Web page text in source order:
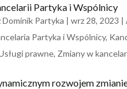
Partyka i Wspólnicy
Dominik Partyka | wrz 28, 2023 |
Partyka i Wspólnicy,
prawne, Zmiany w
rozwojem